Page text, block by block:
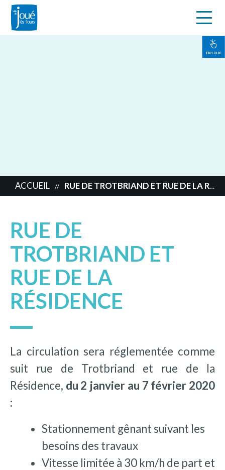
EN 1 CLIC
ACCUEIL // RUE DE TROTBRIAND ET RUE DE LA RÉSIDENCE
RUE DE
TROTBRIAND ET
RUE DE LA
RÉSIDENCE
La circulation sera réglementée comme
suit rue de Trotbriand et rue de la
Résidence, du 2 janvier au 7 février 2020
:
Stationnement gênant suivant les
besoins des travaux
Vitesse limitée à 30 km/h de part et